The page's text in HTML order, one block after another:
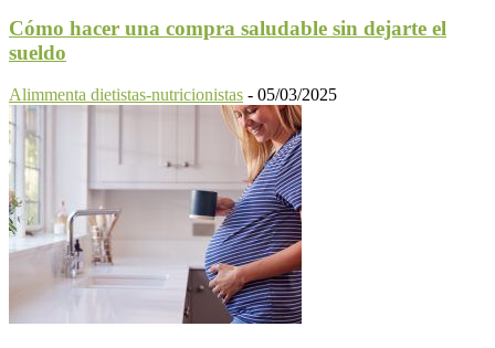
Cómo hacer una compra saludable sin dejarte el
sueldo
Alimmenta dietistas-nutricionistas - 05/03/2025